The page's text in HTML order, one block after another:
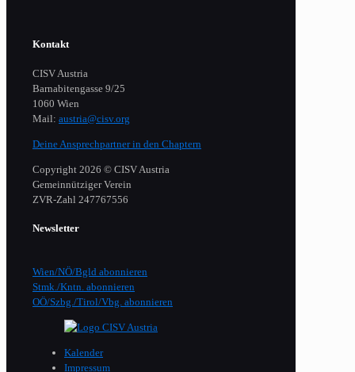
Kontakt
CISV Austria
Barnabitengasse 9/25
1060 Wien
Mail: austria@cisv.org
Deine Ansprechpartner in den Chaptern
Copyright 2026 © CISV Austria
Gemeinnütziger Verein
​ZVR-Zahl 247767556
Newsletter
Wien/NÖ/Bgld abonnieren
Stmk./Kntn. abonnieren
OÖ/Szbg./Tirol/Vbg. abonnieren
Kalender
Impressum